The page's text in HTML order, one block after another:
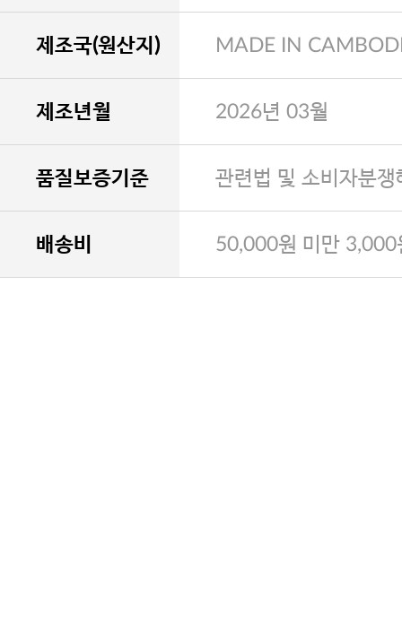
제조국(원산지) MADE IN
제조년월 2026년 03월
품질보증기준 관련법 및 소비자분
배송비 50,000원 미만 3,000